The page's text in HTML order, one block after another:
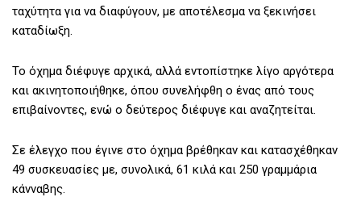
ταχύτητα για να διαφύγουν, με αποτέλεσμα να ξεκινήσει
καταδίωξη.
Το όχημα διέφυγε αρχικά, αλλά εντοπίστηκε λίγο αργότερα
και ακινητοποιήθηκε, όπου συνελήφθη ο ένας από τους
επιβαίνοντες, ενώ ο δεύτερος διέφυγε και αναζητείται.
Σε έλεγχο που έγινε στο όχημα βρέθηκαν και κατασχέθηκαν
49 συσκευασίες με, συνολικά, 61 κιλά και 250 γραμμάρια
κάνναβης.